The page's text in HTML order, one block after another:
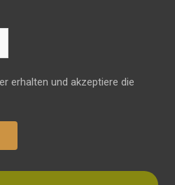
erhalten und akzeptiere die